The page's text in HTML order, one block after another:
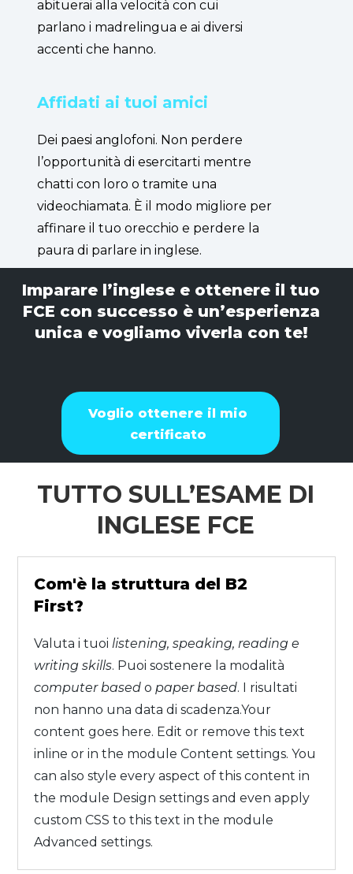
abituerai alla velocità con cui
parlano i madrelingua e ai diversi
accenti che hanno.
Affidati ai tuoi amici
Dei paesi anglofoni. Non perdere
l’opportunità di esercitarti mentre
chatti con loro o tramite una
videochiamata. È il modo migliore per
affinare il tuo orecchio e perdere la
paura di parlare in inglese.
Imparare l’inglese e ottenere il tuo
FCE con successo è un’esperienza
unica e vogliamo viverla con te!
Voglio ottenere il mio
certificato
TUTTO SULL’ESAME DI
INGLESE FCE
Com'è la struttura del B2
First?
Valuta i tuoilistening, speaking, reading e
writing skills. Puoi sostenere la modalità
computer based opaper based. I risultati
non hanno una data di scadenza.Your
content goes here. Edit or remove this text
inline or in the module Content settings. You
can also style every aspect of this content in
the module Design settings and even apply
custom CSS to this text in the module
Advanced settings.